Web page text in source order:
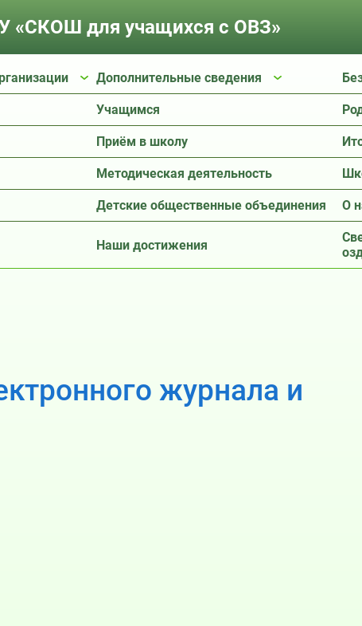
«СКОШ для учащихся с ОВЗ»
Дополнительные сведения
Учащимся
Приём в школу
Методическая деятельность
Детские общественные объединения О
Наши достижения
журнала и